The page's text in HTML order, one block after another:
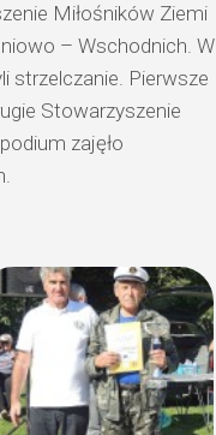
Miłośników Ziemi
– Wschodnich. W
strzelczanie. Pierwsze
Stowarzyszenie
zajęło